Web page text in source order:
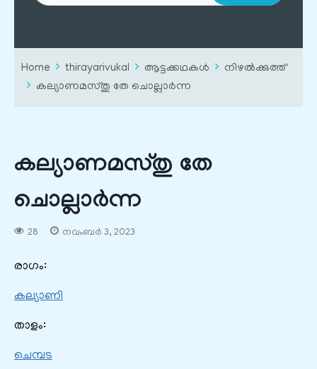
Home thirayarivukal ആട്ടക്കഥകൾ
നിഴൽക്കുത്ത്
കല്യാണമസ്തു തേ ചൊല്ലാർന്ന
കല്യാണമസ്തു തേ
ചൊല്ലാർന്ന
28 നവംബർ 3, 2023
രാഗം:
കല്യാണി
താളം:
ചെമ്പട